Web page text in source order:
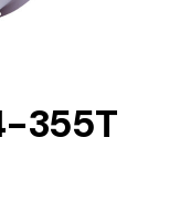
355T